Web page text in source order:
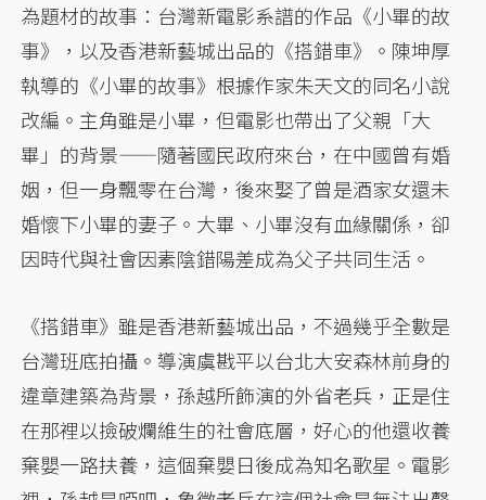
為題材的故事：台灣新電影系譜的作品《小畢的故
事》，以及香港新藝城出品的《搭錯車》。陳坤厚
執導的《小畢的故事》根據作家朱天文的同名小說
改編。主角雖是小畢，但電影也帶出了父親「大
畢」的背景——隨著國民政府來台，在中國曾有婚
姻，但一身飄零在台灣，後來娶了曾是酒家女還未
婚懷下小畢的妻子。大畢、小畢沒有血緣關係，卻
因時代與社會因素陰錯陽差成為父子共同生活。
《搭錯車》雖是香港新藝城出品，不過幾乎全數是
台灣班底拍攝。導演虞戡平以台北大安森林前身的
違章建築為背景，孫越所飾演的外省老兵，正是住
在那裡以撿破爛維生的社會底層，好心的他還收養
棄嬰一路扶養，這個棄嬰日後成為知名歌星。電影